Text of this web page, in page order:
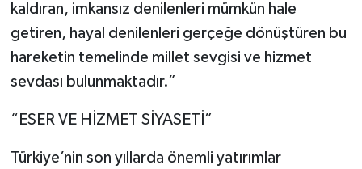
kaldıran, imkansız denilenleri mümkün hale
getiren, hayal denilenleri gerçeğe dönüştüren bu
hareketin temelinde millet sevgisi ve hizmet
sevdası bulunmaktadır.”
“ESER VE HİZMET SİYASETİ”
Türkiye’nin son yıllarda önemli yatırımlar